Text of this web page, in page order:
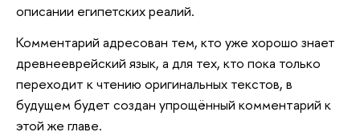
описании египетских реалий.
Комментарий адресован тем, кто уже хорошо знает
древнееврейский язык, а для тех, кто пока только
переходит к чтению оригинальных текстов, в
будущем будет создан упрощённый комментарий к
этой же главе.